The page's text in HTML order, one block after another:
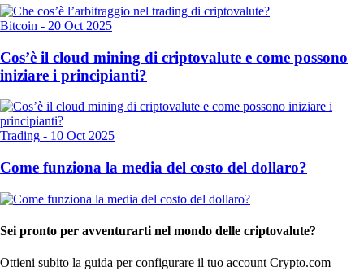
Bitcoin - 20 Oct 2025
Cos’è il cloud mining di criptovalute e come possono
iniziare i principianti?
Trading - 10 Oct 2025
Come funziona la media del costo del dollaro?
Sei pronto per avventurarti nel mondo delle criptovalute?
Ottieni subito la guida per configurare il tuo account Crypto.com